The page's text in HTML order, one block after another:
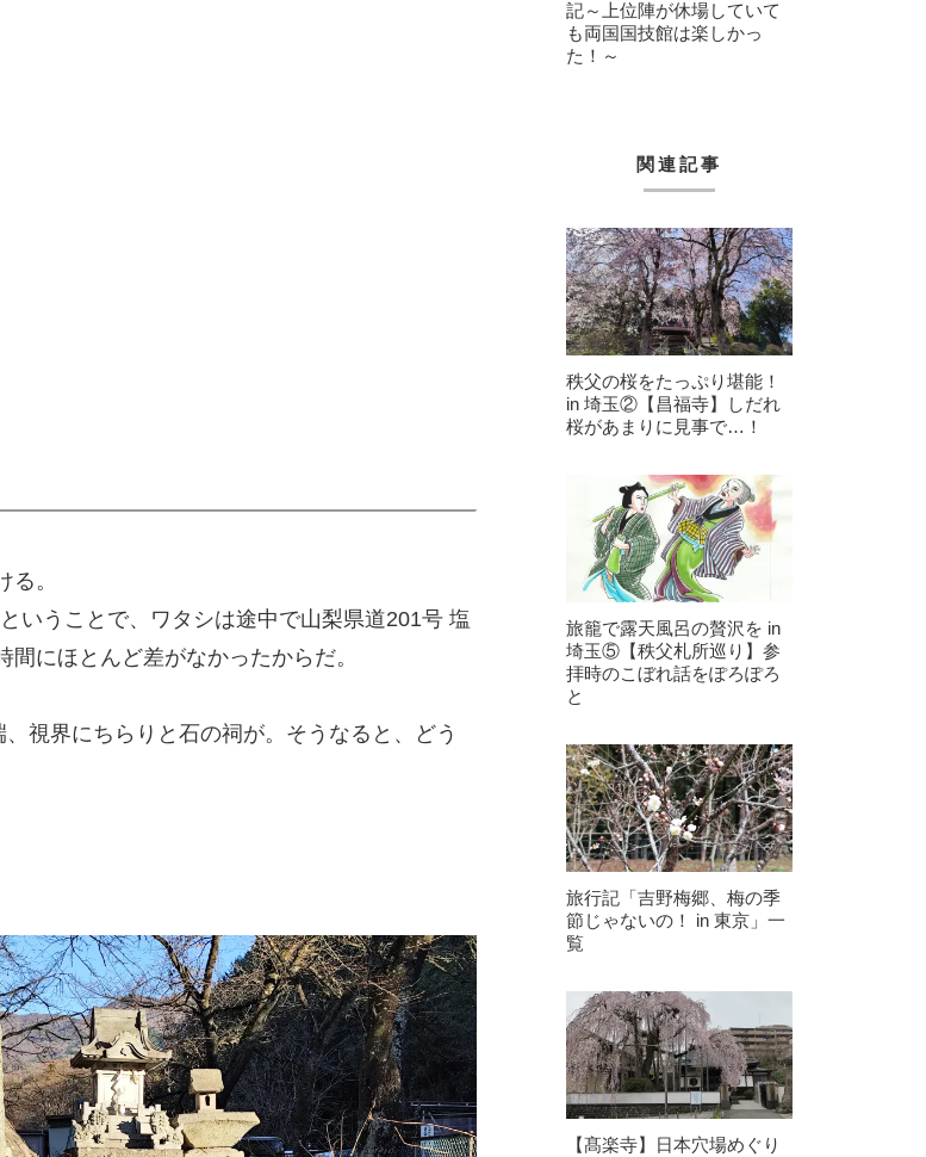
。
いうことで、ワタシは途中で山梨県道201号 塩
にほとんど差がなかったからだ。
視界にちらりと石の祠が。そうなると、どう
記～上位陣が休場していて
も両国国技館は楽しかっ
た！～
関連記事
秩父の桜をたっぷり堪能！
in 埼玉②【昌福寺】しだれ
桜があまりに見事で…！
旅籠で露天風呂の贅沢を in
埼玉⑤【秩父札所巡り】参
拝時のこぼれ話をぽろぽろ
と
旅行記「吉野梅郷、梅の季
節じゃないの！ in 東京」一
覧
【髙楽寺】日本穴場めぐり